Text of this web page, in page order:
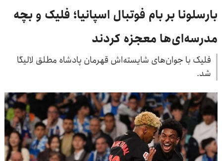
بارسلونا بر بام فوتبال اسپانیا؛ فلیک و بچه
مدرسه‌ای‌ها معجزه کردند
فلیک با جوان‌های شایسته‌اش قهرمان پادشاه مطلق لالیگا
شد.